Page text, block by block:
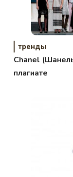
тренды
Chanel
плагиате